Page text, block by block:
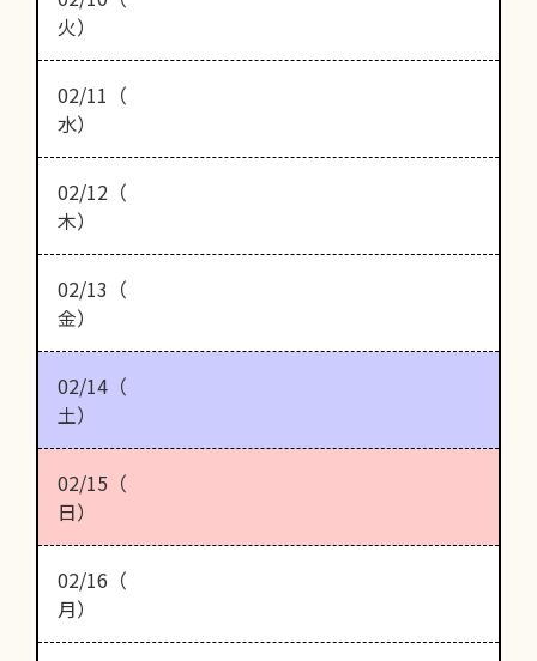
火）
02/11（
水）
02/12（
木）
02/13（
金）
02/14（
土）
02/15（
日）
02/16（
月）